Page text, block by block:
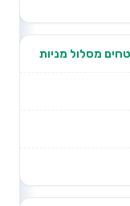
מסלול מניות